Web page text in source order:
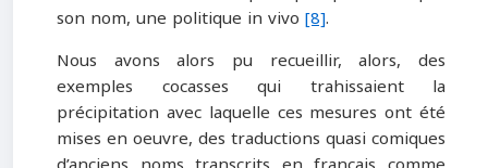
son nom, une politique in vivo [8].
Nous avons alors pu recueillir, alors, des
exemples cocasses qui trahissaient la
précipitation avec laquelle ces mesures ont été
mises en oeuvre, des traductions quasi comiques